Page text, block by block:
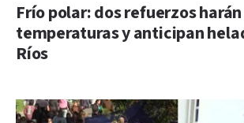
Frío polar: dos refuerzos
temperaturas y anticipan
Ríos